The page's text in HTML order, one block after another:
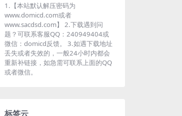
1.【本站默认解压密码为
www.domicd.com或者
www.sacdsd.com】 2.下载遇到问
题？可联系客服QQ：240949404或
微信：domicd反馈。 3.如遇下载地址
丢失或者失效的，一般24小时内都会
重新补链接，如急需可联系上面的QQ
或者微信。
标签云